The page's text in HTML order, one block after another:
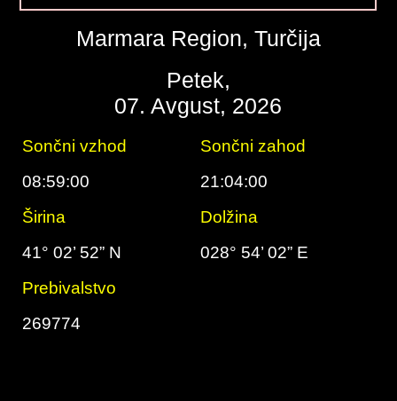
Marmara Region, Turčija
Petek,
07. Avgust, 2026
Sončni vzhod
Sončni zahod
08:59:00
21:04:00
Širina
Dolžina
41° 02’ 52” N
028° 54’ 02” E
Prebivalstvo
269774